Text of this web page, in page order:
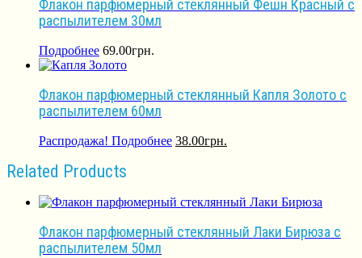
Флакон парфюмерный стеклянный Фешн Красный с
распылителем 30мл
Подробнее 69.00грн.
Флакон парфюмерный стеклянный Капля Золото с
распылителем 60мл
Распродажа! Подробнее 38.00грн.
Related Products
Флакон парфюмерный стеклянный Лаки Бирюза с
распылителем 50мл